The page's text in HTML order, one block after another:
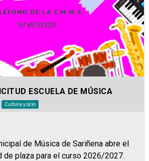
ESCUELA DE MÚSICA
Cultura y ocio
de Música de Sariñena abre el
plaza para el curso 2026/2027.